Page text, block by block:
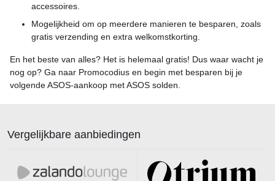
accessoires.
Mogelijkheid om op meerdere manieren te besparen, zoals
gratis verzending en extra welkomstkorting.
En het beste van alles? Het is helemaal gratis! Dus waar wacht je
nog op? Ga naar Promocodius en begin met besparen bij je
volgende ASOS-aankoop met ASOS solden.
Vergelijkbare aanbiedingen